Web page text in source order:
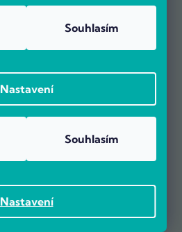
Nastavení
Souhlasím
Nastavení
Souhlasím